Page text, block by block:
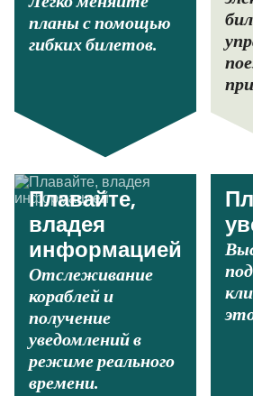
планы с помощью
гибких билетов.
Плавайте,
владея
информацией
Отслеживание
кораблей и
получение
уведомлений в
режиме реального
времени.